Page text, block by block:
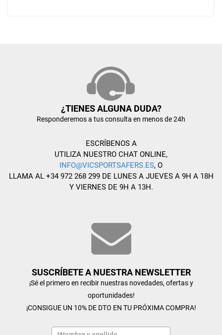
¿TIENES ALGUNA DUDA?
Responderemos a tus consulta en menos de 24h
ESCRÍBENOS A
UTILIZA NUESTRO CHAT ONLINE,
INFO@VICSPORTSAFERS.ES, O
LLAMA AL +34 972 268 299 DE LUNES A JUEVES A 9H A 18H
Y VIERNES DE 9H A 13H.
SUSCRÍBETE A NUESTRA NEWSLETTER
¡Sé el primero en recibir nuestras novedades, ofertas y
oportunidades!
¡CONSIGUE UN 10% DE DTO EN TU PRÓXIMA COMPRA!